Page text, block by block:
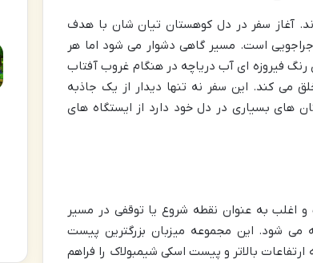
آغاز سفر در دل کوهستان تیان شان با هدف
است. مسیر گاهی دشوار می شود اما هر
فیروزه ای آب دریاچه در هنگام غروب آفتاب
می کند. این سفر نه تنها دیدار از یک جاذبه
های بسیاری در دل خود دارد از ایستگاه های
اغلب به عنوان نقطه شروع یا توقفی در مسیر
می شود. این مجموعه میزبان بزرگترین پیست
بالاتر و پیست اسکی شیمبولاک را فراهم